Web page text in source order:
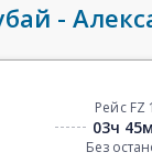
-
Рейс FZ
03ч
Без